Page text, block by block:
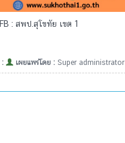
: สพป.สุโขทัย เขต 1
: เผยแพร่โดย : Super administrator